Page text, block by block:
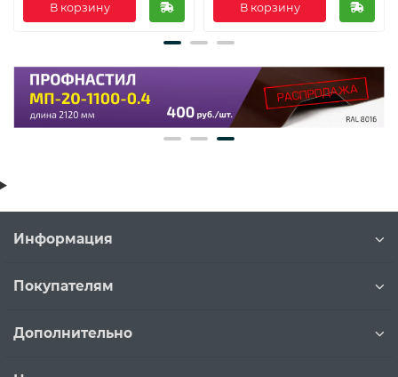
В корзину В корзину
Информация
Покупателям
Дополнительно